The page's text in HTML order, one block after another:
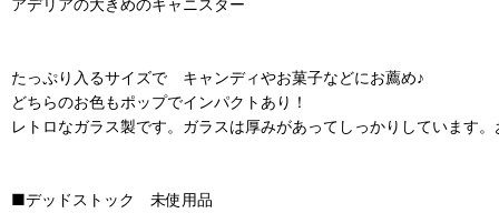
アデリアの大きめのキャニスター
たっぷり入るサイズで キャンディやお菓子などにお薦め♪
どちらのお色もポップでインパクトあり！
レトロなガラス製です。ガラスは厚みがあってしっかりしています。
■デッドストック 未使用品